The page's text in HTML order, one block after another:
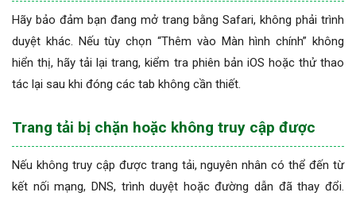
Hãy bảo đảm bạn đang mở trang bằng Safari, không phải trình
duyệt khác. Nếu tùy chọn “Thêm vào Màn hình chính” không
hiển thị, hãy tải lại trang, kiểm tra phiên bản iOS hoặc thử thao
tác lại sau khi đóng các tab không cần thiết.
Trang tải bị chặn hoặc không truy cập được
Nếu không truy cập được trang tải, nguyên nhân có thể đến từ
kết nối mạng, DNS, trình duyệt hoặc đường dẫn đã thay đổi.